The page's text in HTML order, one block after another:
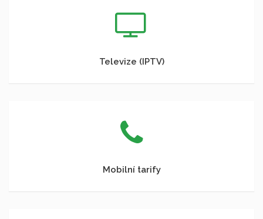
Televize (IPTV)
Mobilní tarify